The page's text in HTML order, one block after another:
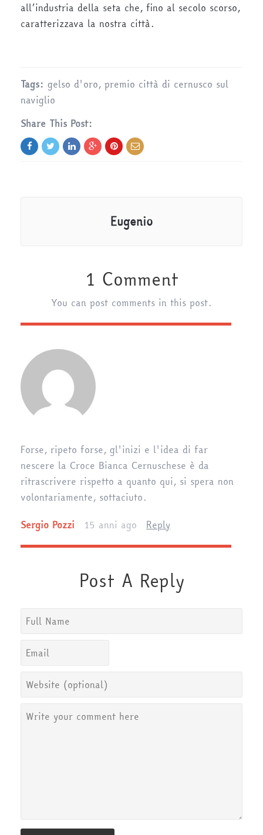
all’industria della seta che, fino al secolo scorso,
caratterizzava la nostra città.
Tags: gelso d'oro, premio città di cernusco sul
naviglio
Share This Post:
Eugenio
1 Comment
You can post comments in this post.
Forse, ripeto forse, gl'inizi e l'idea di far
nescere la Croce Bianca Cernuschese è da
ritrascrivere rispetto a quanto qui, si spera non
volontariamente, sottaciuto.
Sergio Pozzi
15 anni ago Reply
Post A Reply